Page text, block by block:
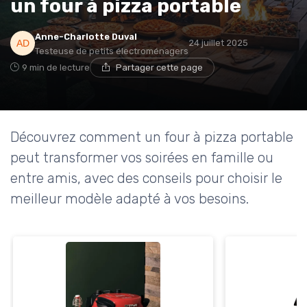
un four à pizza portable
Anne-Charlotte Duval
Testeuse de petits électroménagers
24 juillet 2025
9 min de lecture Partager cette page
Découvrez comment un four à pizza portable
peut transformer vos soirées en famille ou
entre amis, avec des conseils pour choisir le
meilleur modèle adapté à vos besoins.
* En m'inscrivant, j'accepte de recevoir la newsletter
d'Appareils Ménagers et les offres de ses partenaires.
Non merci, peut-être plus tard